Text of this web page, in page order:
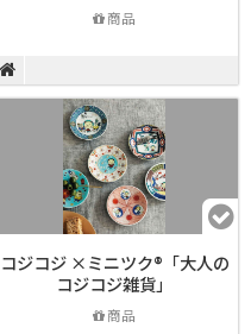
商品
コジコジ ×ミニツク®「大人の
コジコジ雑貨」
商品